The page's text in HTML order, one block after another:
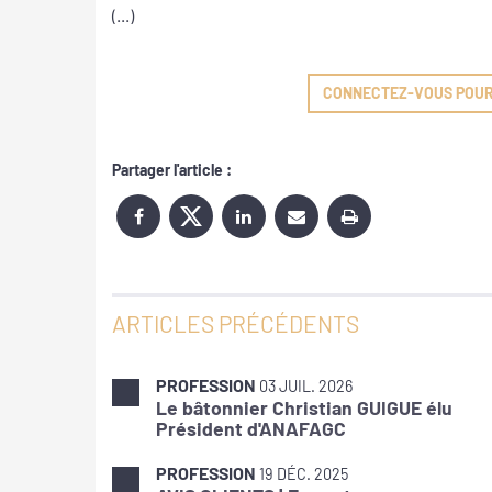
(...)
CONNECTEZ-VOUS
Partager l'article :
ARTICLES PRÉCÉDENTS
PROFESSION 03 JUIL. 2026
Le bâtonnier Christian GUIGUE élu
Président d'ANAFAGC
PROFESSION 19 DÉC. 2025